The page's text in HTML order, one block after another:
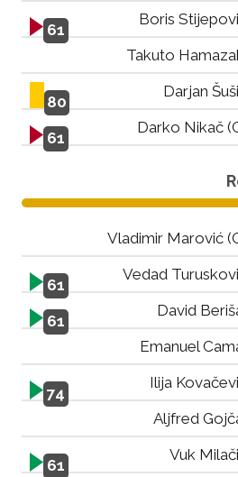
61
Boris
Takuto
80
Darjan
61
Darko Nikač
Vladimir Marović
61
Vedad
61
David
Emanuel
74
Ilija
Aljfred
61
Vuk